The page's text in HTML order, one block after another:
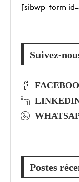
[sibwp_form
Suivez-
Postes